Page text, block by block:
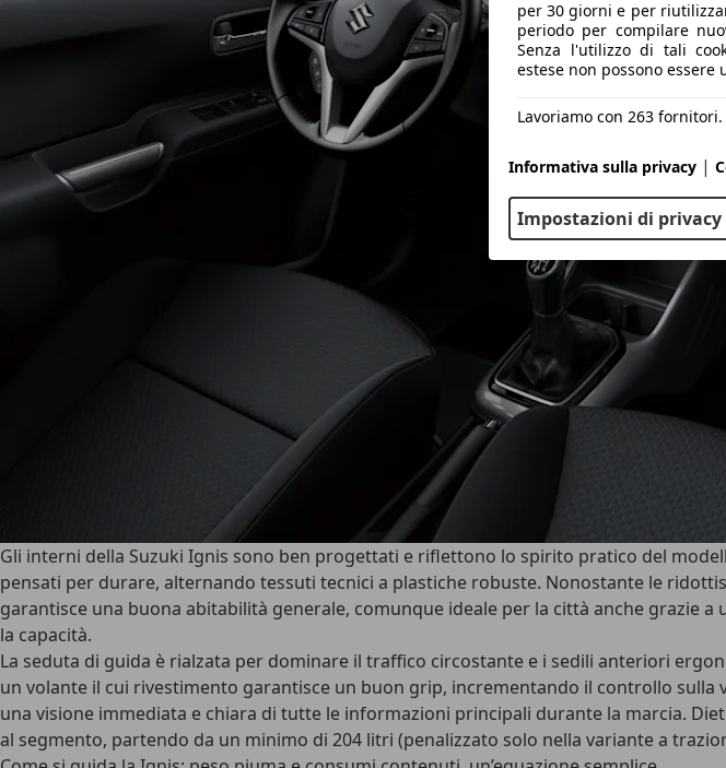
per 30 giorni e per
periodo per compilare
Senza l'utilizzo di tali
estese non possono
Lavoriamo con 263 fornitori.
Informativa sulla privacy |
Impostazioni di privacy
Gli interni della Suzuki Ignis sono ben progettati e riflettono lo spirito pratico del
pensati per durare, alternando tessuti tecnici a plastiche robuste. Nonostante le
garantisce una buona abitabilità generale, comunque ideale per la città anche grazie a
la capacità.
La seduta di guida è rialzata per dominare il traffico circostante e i sedili anteriori
un volante il cui rivestimento garantisce un buon grip, incrementando il controllo
una visione immediata e chiara di tutte le informazioni principali durante la marcia.
al segmento, partendo da un minimo di 204 litri (penalizzato solo nella variante a